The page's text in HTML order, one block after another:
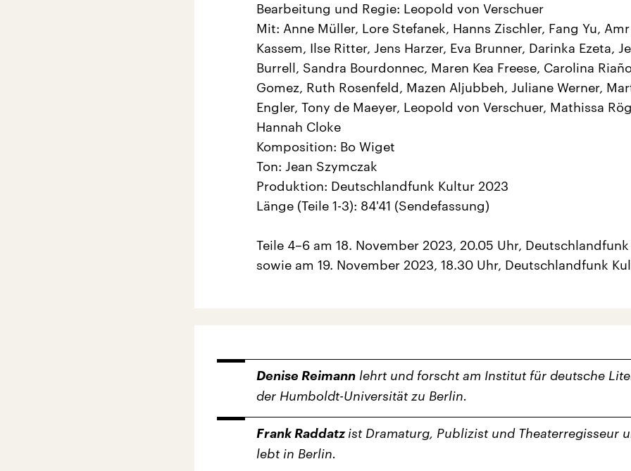
Bearbeitung und Regie: Leopold von Verschuer
Mit: Anne Müller, Lore Stefanek, Hanns Zischler, Fang Yu, Amr
Kassem, Ilse Ritter, Jens Harzer, Eva Brunner, Darinka Ezeta,
Burrell, Sandra Bourdonnec, Maren Kea Freese, Carolina
Gomez, Ruth Rosenfeld, Mazen Aljubbeh, Juliane Werner,
Engler, Tony de Maeyer, Leopold von Verschuer, Mathissa
Hannah Cloke
Komposition: Bo Wiget
Ton: Jean Szymczak
Produktion: Deutschlandfunk Kultur 2023
Länge (Teile 1-3): 84'41 (Sendefassung)
Teile 4–6 am 18. November 2023, 20.05 Uhr, Deutschlandfunk
sowie am 19. November 2023, 18.30 Uhr, Deutschlandfunk
Denise Reimann lehrt und forscht am Institut für deutsche
der Humboldt-Universität zu Berlin.
Frank Raddatzist Dramaturg, Publizist und Theaterregisseur
lebt in Berlin.